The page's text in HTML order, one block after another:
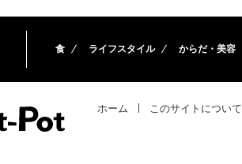
食 ライフスタイル からだ・美容
ホーム このサイトについて